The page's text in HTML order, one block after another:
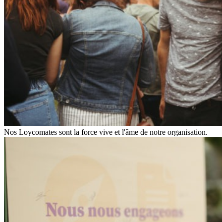
Nos Loycomates sont la force vive et l'âme de notre organisation.